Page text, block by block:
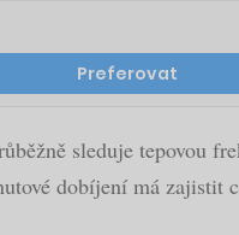
Preferovat
sleduje tepovou
dobíjení má zajistit